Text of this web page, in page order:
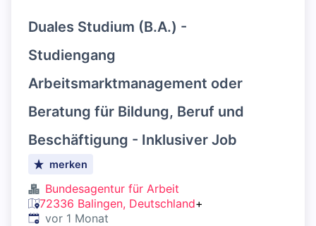
Duales Studium (B.A.) -
Studiengang
Arbeitsmarktmanagement oder
Beratung für Bildung, Beruf und
Beschäftigung - Inklusiver Job
merken
Bundesagentur für Arbeit
72336 Balingen, Deutschland+
Veröffentlicht:
vor 1 Monat